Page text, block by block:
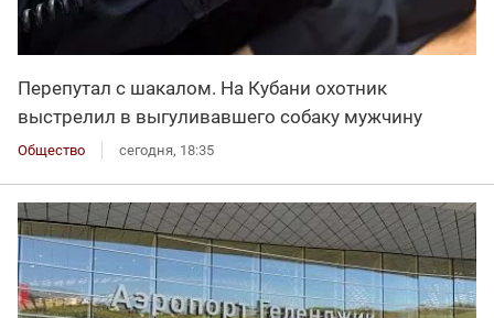
Перепутал с шакалом. На Кубани охотник
выстрелил в выгуливавшего собаку мужчину
Общество сегодня, 18:35